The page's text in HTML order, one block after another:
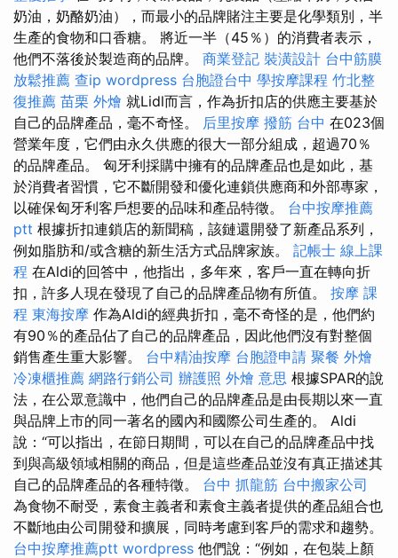
奶油，奶酪奶油），而最小的品牌賭注主要是化學類別，半
生產的食物和口香糖。 將近一半（45％）的消費者表示，
他們不落後於製造商的品牌。 商業登記 裝潢設計 台中筋膜
放鬆推薦 查ip wordpress 台胞證台中 學按摩課程 竹北整
復推薦 苗栗 外燴 就Lidl而言，作為折扣店的供應主要基於
自己的品牌產品，毫不奇怪。 后里按摩 撥筋 台中 在023個
營業年度，它們由永久供應的很大一部分組成，超過70％
的品牌產品。 匈牙利採購中擁有的品牌產品也是如此，基
於消費者習慣，它不斷開發和優化連鎖供應商和外部專家，
以確保匈牙利客戶想要的品味和產品特徵。 台中按摩推薦
ptt 根據折扣連鎖店的新聞稿，該鏈還開發了新產品系列，
例如脂肪和/或含糖的新生活方式品牌家族。 記帳士 線上課
程 在Aldi的回答中，他指出，多年來，客戶一直在轉向折
扣，許多人現在發現了自己的品牌產品物有所值。 按摩 課
程 東海按摩 作為Aldi的經典折扣，毫不奇怪的是，他們約
有90％的產品佔了自己的品牌產品，因此他們沒有對整個
銷售產生重大影響。 台中精油按摩 台胞證申請 聚餐 外燴
冷凍櫃推薦 網路行銷公司 辦護照 外燴 意思 根據SPAR的說
法，在公眾意識中，他們自己的品牌產品是由長期以來一直
與品牌上市的同一著名的國內和國際公司生產的。 Aldi
說：“可以指出，在節日期間，可以在自己的品牌產品中找
到與高級領域相關的商品，但是這些產品並沒有真正描述其
自己的品牌產品的各種特徵。 台中 抓龍筋 台中搬家公司
為食物不耐受，素食主義者和素食主義者提供的產品組合也
不斷地由公司開發和擴展，同時考慮到客戶的需求和趨勢。
台中按摩推薦ptt wordpress 他們說：“例如，在包裝上顏